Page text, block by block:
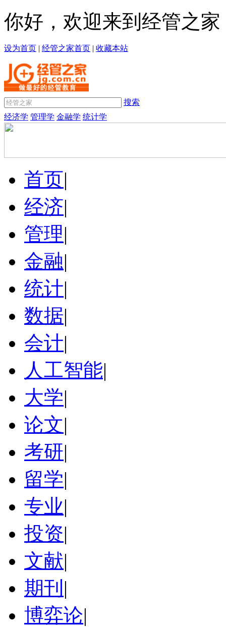
你好，欢迎来到经管之家
设为首页 | 经管之家首页 | 收藏本站
搜索
经济学 管理学 金融学 统计学
首页|
经济|
管理|
金融|
统计|
数据|
会计|
人工智能|
大学|
论文|
考研|
留学|
专业|
投资|
文献|
期刊 |
博弈论|